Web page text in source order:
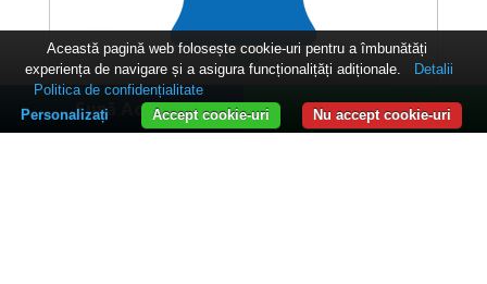
ACTUALITĂȚI UDC
Sună Acum WhatsApp
Această pagină web folosește cookie-uri pentru a îmbunătăți
experiența de navigare și a asigura funcționalițăți adiționale.
Detalii
Politica de confidențialitate
Nu accept cookie-uri
Accept cookie-uri
Personalizați